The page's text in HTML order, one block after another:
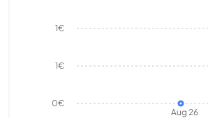
Aug 26
0€
1€
1€